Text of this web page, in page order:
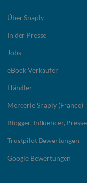
Über Snaply
In der Presse
Jobs
eBook Verkäufer
Händler
Mercerie Snaply (France)
Blogger, Influencer, Presse
Trustpilot Bewertungen
Google Bewertungen